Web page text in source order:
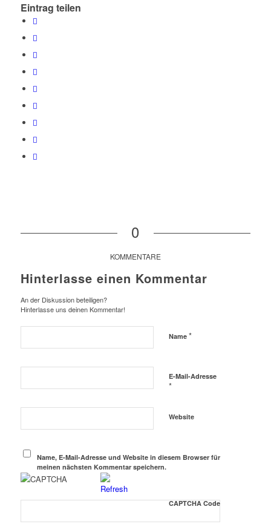
Eintrag teilen
0
KOMMENTARE
Hinterlasse einen Kommentar
An der Diskussion beteiligen?
Hinterlasse uns deinen Kommentar!
Name *
E-Mail-Adresse
*
Website
Name, E-Mail-Adresse und Website in diesem Browser für
meinen nächsten Kommentar speichern.
CAPTCHA Code